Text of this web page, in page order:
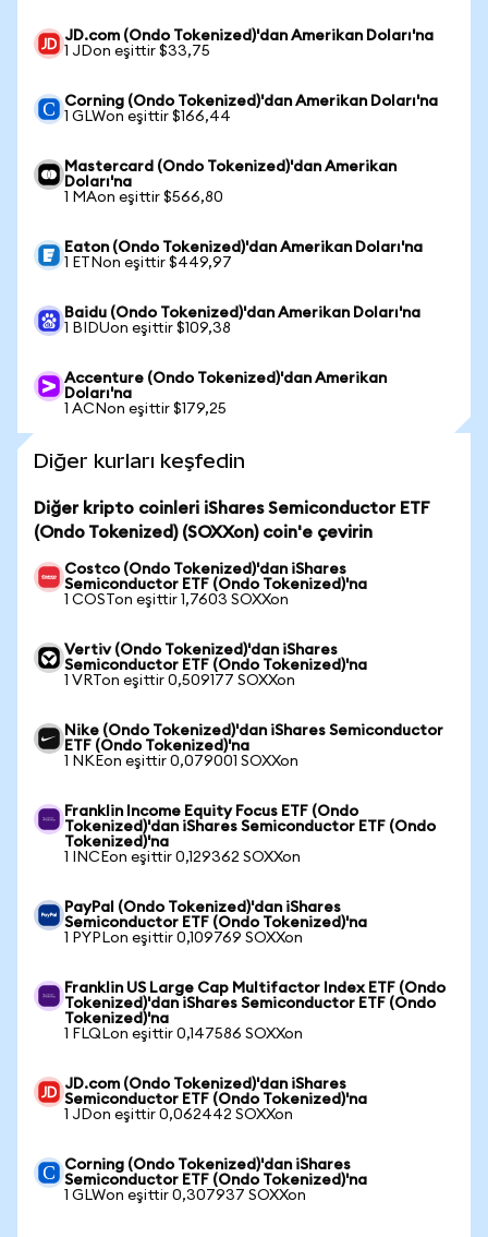
JD.com (Ondo Tokenized)'dan Amerikan Doları'na
1 JDon eşittir $33,75
Corning (Ondo Tokenized)'dan Amerikan Doları'na
1 GLWon eşittir $166,44
Mastercard (Ondo Tokenized)'dan Amerikan
Doları'na
1 MAon eşittir $566,80
Eaton (Ondo Tokenized)'dan Amerikan Doları'na
1 ETNon eşittir $449,97
Baidu (Ondo Tokenized)'dan Amerikan Doları'na
1 BIDUon eşittir $109,38
Accenture (Ondo Tokenized)'dan Amerikan
Doları'na
1 ACNon eşittir $179,25
Diğer kurları keşfedin
Diğer kripto coinleri iShares Semiconductor ETF
(Ondo Tokenized) (SOXXon) coin'e çevirin
Costco (Ondo Tokenized)'dan iShares
Semiconductor ETF (Ondo Tokenized)'na
1 COSTon eşittir 1,7603 SOXXon
Vertiv (Ondo Tokenized)'dan iShares
Semiconductor ETF (Ondo Tokenized)'na
1 VRTon eşittir 0,509177 SOXXon
Nike (Ondo Tokenized)'dan iShares Semiconductor
ETF (Ondo Tokenized)'na
1 NKEon eşittir 0,079001 SOXXon
Franklin Income Equity Focus ETF (Ondo
Tokenized)'dan iShares Semiconductor ETF (Ondo
Tokenized)'na
1 INCEon eşittir 0,129362 SOXXon
PayPal (Ondo Tokenized)'dan iShares
Semiconductor ETF (Ondo Tokenized)'na
1 PYPLon eşittir 0,109769 SOXXon
Franklin US Large Cap Multifactor Index ETF (Ondo
Tokenized)'dan iShares Semiconductor ETF (Ondo
Tokenized)'na
1 FLQLon eşittir 0,147586 SOXXon
JD.com (Ondo Tokenized)'dan iShares
Semiconductor ETF (Ondo Tokenized)'na
1 JDon eşittir 0,062442 SOXXon
Corning (Ondo Tokenized)'dan iShares
Semiconductor ETF (Ondo Tokenized)'na
1 GLWon eşittir 0,307937 SOXXon